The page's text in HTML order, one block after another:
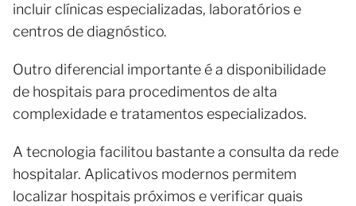
incluir clínicas especializadas, laboratórios e
centros de diagnóstico.
Outro diferencial importante é a disponibilidade
de hospitais para procedimentos de alta
complexidade e tratamentos especializados.
A tecnologia facilitou bastante a consulta da rede
hospitalar. Aplicativos modernos permitem
localizar hospitais próximos e verificar quais